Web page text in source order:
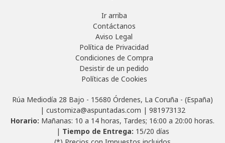
Ir arriba
Contáctanos
Aviso Legal
Política de Privacidad
Condiciones de Compra
Desistir de un pedido
Políticas de Cookies
Rúa Mediodía 28 Bajo - 15680 Órdenes, La Coruña - (España)
| customiza@aspuntadas.com | 981973132
Horario: Mañanas: 10 a 14 horas, Tardes; 16:00 a 20:00 horas.
| Tiempo de Entrega: 15/20 días